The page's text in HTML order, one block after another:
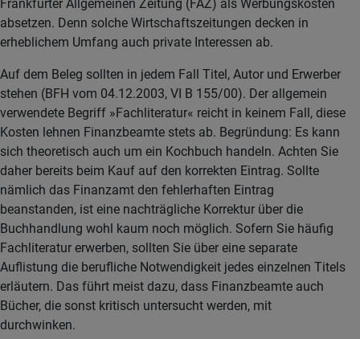
Frankfurter Allgemeinen Zeitung (FAZ) als Werbungskosten
absetzen. Denn solche Wirtschaftszeitungen decken in
erheblichem Umfang auch private Interessen ab.
Auf dem Beleg sollten in jedem Fall Titel, Autor und Erwerber
stehen (BFH vom 04.12.2003, VI B 155/00). Der allgemein
verwendete Begriff »Fachliteratur« reicht in keinem Fall, diese
Kosten lehnen Finanzbeamte stets ab. Begründung: Es kann
sich theoretisch auch um ein Kochbuch handeln. Achten Sie
daher bereits beim Kauf auf den korrekten Eintrag. Sollte
nämlich das Finanzamt den fehlerhaften Eintrag
beanstanden, ist eine nachträgliche Korrektur über die
Buchhandlung wohl kaum noch möglich. Sofern Sie häufig
Fachliteratur erwerben, sollten Sie über eine separate
Auflistung die berufliche Notwendigkeit jedes einzelnen Titels
erläutern. Das führt meist dazu, dass Finanzbeamte auch
Bücher, die sonst kritisch untersucht werden, mit
durchwinken.